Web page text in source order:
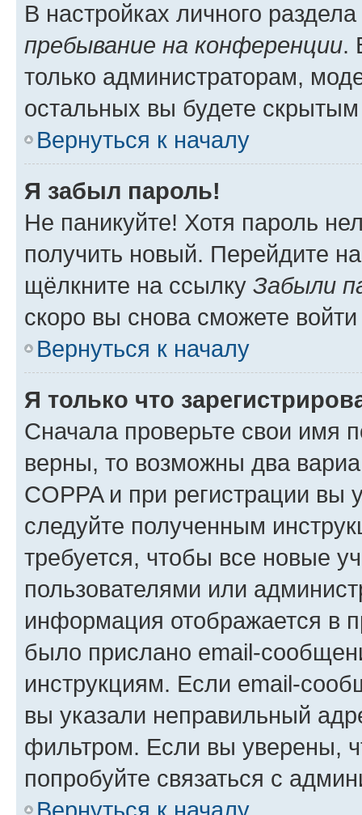
В настройках личного
пребывание на конференции.
только администраторам,
остальных вы будете
Вернуться к началу
Я забыл пароль!
Не паникуйте! Хотя пароль
получить новый. Перейдите
щёлкните на ссылку Забыли
скоро вы снова сможете
Вернуться к началу
Я только что
Сначала проверьте свои имя
верны, то возможны два
COPPA и при регистрации вы
следуйте полученным
требуется, чтобы все новые
пользователями или
информация отображается в
было прислано email-
инструкциям. Если email-
вы указали неправильный
фильтром. Если вы уверены,
попробуйте связаться с
Вернуться к началу